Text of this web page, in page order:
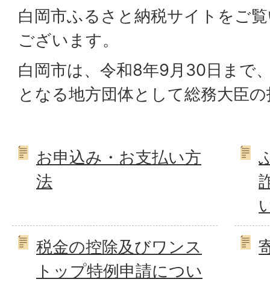
白岡市ふるさと納税サイトをご
ございます。
白岡市は、令和8年9月30日まで
となる地方団体として総務大臣
お申込み・お支払い方
法
税金の控除及びワンス
トップ特例申請につい